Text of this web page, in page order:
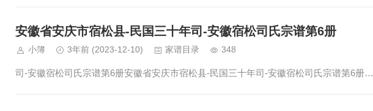
安徽省安庆市宿松县-民国三十年司-安徽宿松司氏宗谱第6册
小簿 3年前 (2023-12-10) 家谱目录 348
司-安徽宿松司氏宗谱第6册安徽省安庆市宿松县-民国三十年司-安徽宿松司氏宗谱第6册…